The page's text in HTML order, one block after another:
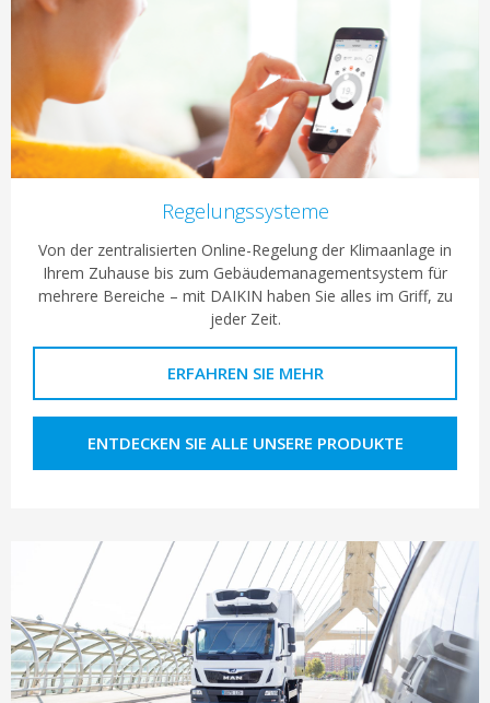
Regelungssysteme
Von der zentralisierten Online-Regelung der Klimaanlage in
Ihrem Zuhause bis zum Gebäudemanagementsystem für
mehrere Bereiche – mit DAIKIN haben Sie alles im Griff, zu
jeder Zeit.
ERFAHREN SIE MEHR
ENTDECKEN SIE ALLE UNSERE PRODUKTE